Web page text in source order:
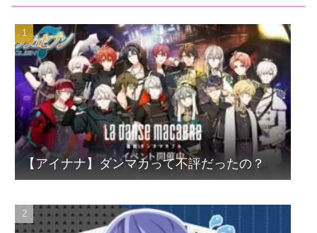
【アイナナ】ダンマカって不評だったの？